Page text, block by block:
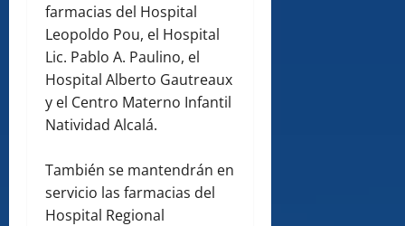
farmacias del Hospital
Leopoldo Pou, el Hospital
Lic. Pablo A. Paulino, el
Hospital Alberto Gautreaux
y el Centro Materno Infantil
Natividad Alcalá.
También se mantendrán en
servicio las farmacias del
Hospital Regional